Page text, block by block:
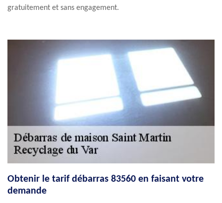
gratuitement et sans engagement.
Obtenir le tarif débarras 83560 en faisant votre
demande